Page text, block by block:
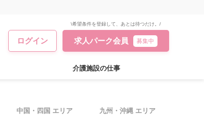
ログイン
\希望条件を登録して、あとは待つだけ。/
求人パーク会員 募集中
介護施設の仕事
中国・四国 エリア 九州・沖縄 エリア